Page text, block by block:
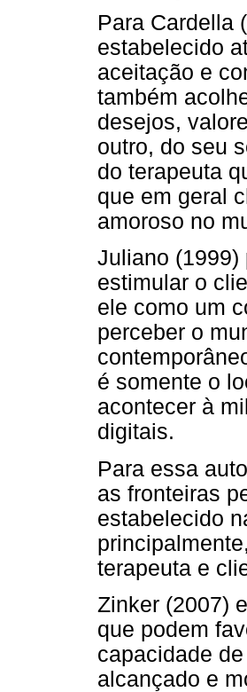
Para Cardella
estabelecido
aceitação e
também
desejos,
outro, do seu
do terapeuta
que em geral
amoroso no
Juliano (1999)
estimular o
ele como um
perceber o
é somente o
acontecer à
digitais.
Para essa
as fronteiras
estabelecido
terapeuta e
Zinker (2007)
que podem
capacidade
alcançado e